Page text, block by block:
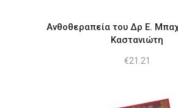
Ανθοθεραπεία του Δρ Ε.
Καστανιώτη
€21.21